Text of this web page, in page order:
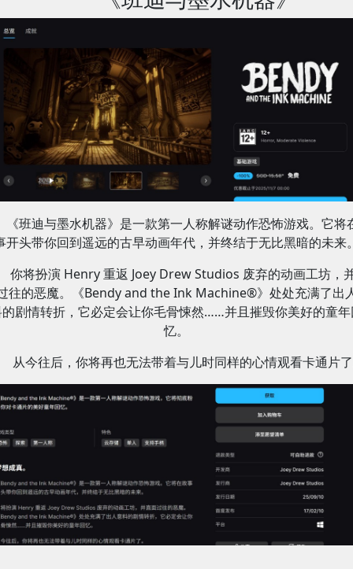
《班迪与墨水机器》是一款第一人称解谜动作恐怖游戏。它将
开头带你回到遥远的古早动画年代，并终结于无比黑暗的未来。
你将扮演 Henry 重返 Joey Drew Studios 废弃的动画工坊，
往的恶魔。《Bendy and the Ink Machine®》处处充满了出
剧情转折，它必定会让你毛骨悚然……并且摧毁你美好的童年
忆。
从今往后，你将再也无法带着与儿时同样的心情观看卡通片了